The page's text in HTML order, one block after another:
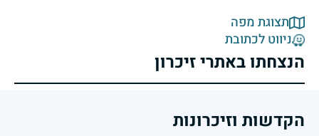
תצוגת מפה
ניווט לכתובת
הנצחתו באתרי זיכרון
הקדשות וזיכרונות